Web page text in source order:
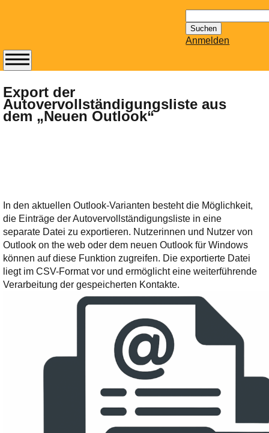
nach:
Anmelden
Export der
Autovervollständigungsliste aus
dem „Neuen Outlook“
In den aktuellen Outlook-Varianten besteht die Möglichkeit,
die Einträge der Autovervollständigungsliste in eine
separate Datei zu exportieren. Nutzerinnen und Nutzer von
Outlook on the web oder dem neuen Outlook für Windows
können auf diese Funktion zugreifen. Die exportierte Datei
liegt im CSV-Format vor und ermöglicht eine weiterführende
Verarbeitung der gespeicherten Kontakte.
Abonnieren Sie den
14-tägig
erscheinenden
Newsletter von
bereithält!
Wie z.B. Outlook,
GMail, Thunderbird
oder auch
KuNoMail, usw.
Ihre E-Mail
Adresse: